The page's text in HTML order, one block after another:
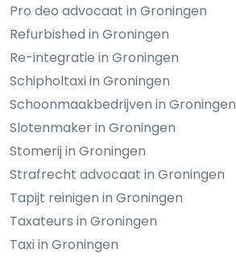
Pro deo advocaat in Groningen
Refurbished in Groningen
Re-integratie in Groningen
Schipholtaxi in Groningen
Schoonmaakbedrijven in Groningen
Slotenmaker in Groningen
Stomerij in Groningen
Strafrecht advocaat in Groningen
Tapijt reinigen in Groningen
Taxateurs in Groningen
Taxi in Groningen